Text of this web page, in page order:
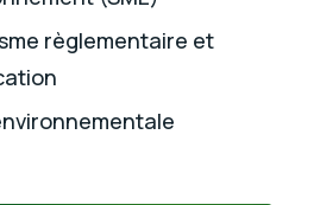
règlementaire et